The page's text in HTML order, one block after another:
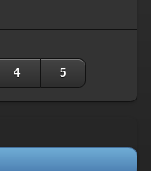
4 5